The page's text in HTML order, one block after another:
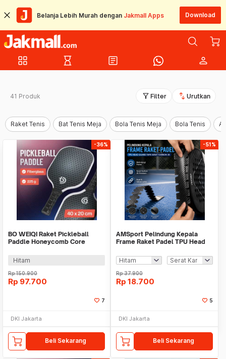
Belanja Lebih Murah dengan Jakmall Apps Download
grid_view hourglass_empty article person
41 Produk filter_alt Filter swap_vert Urutkan
Raket Tenis Bat Tenis Meja Bola Tenis Meja Bola Tenis
-36%
BO WEIQI Raket Pickleball
Paddle Honeycomb Core
Hitam
Rp150.900
Rp 97.700
7
DKI Jakarta
Beli Sekarang
-51%
AMSport Pelindung Kepala
Frame Raket Padel TPU Head
Rp37.900
Rp 18.700
5
DKI Jakarta
Beli Sekarang